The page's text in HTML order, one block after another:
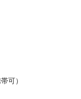
可）